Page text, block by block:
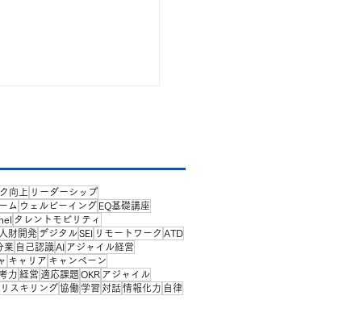
報告会 NECビジ
リジェンス様 編
向上 リーダーシップ
ム ウェルビーイング EQ基礎講座
タレントモビリティ
人財開発 デジタルSEI リモートワーク ATD
業 自己認識AI アジャイル経営
キャリア キャンペーン
力 経営 適応課題OKR アジャイル
リスキリング 協働 学習 対話情報化力 自律